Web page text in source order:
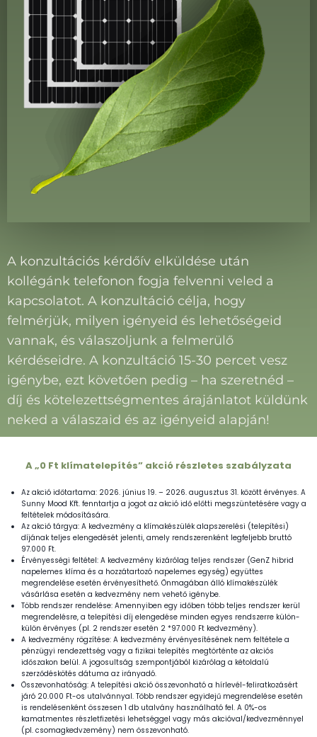
A konzultációs kérdőív elküldése után
kollégánk telefonon fogja felvenni veled a
kapcsolatot. A konzultáció célja, hogy
felmérjük, milyen igényeid és lehetőségeid
vannak, és válaszoljunk a felmerülő
kérdéseidre. A konzultáció 15-30 percet vesz
igénybe, ezt követően pedig – ha szeretnéd –
díj és kötelezettségmentes árajánlatot küldünk
neked a válaszaid és az igényeid alapján!
A „0 Ft klímatelepítés” akció részletes szabályzata
Az akció időtartama: 2026. június 19. – 2026. augusztus 31. között érvényes. A
Sunny Mood Kft. fenntartja a jogot az akció idő előtti megszüntetésére vagy a
feltételek módosítására.
Az akció tárgya: A kedvezmény a klímakészülék alapszerelési (telepítési)
díjának teljes elengedését jelenti, amely rendszerenként legfeljebb bruttó
97.000 Ft.
Érvényességi feltétel: A kedvezmény kizárólag teljes rendszer (GenZ hibrid
napelemes klíma és a hozzátartozó napelemes egység) együttes
megrendelése esetén érvényesíthető. Önmagában álló klímakészülék
vásárlása esetén a kedvezmény nem vehető igénybe.
Több rendszer rendelése: Amennyiben egy időben több teljes rendszer kerül
megrendelésre, a telepítési díj elengedése minden egyes rendszerre külön-
külön érvényes (pl. 2 rendszer esetén 2 *97.000 Ft kedvezmény).
A kedvezmény rögzítése: A kedvezmény érvényesítésének nem feltétele a
pénzügyi rendezettség vagy a fizikai telepítés megtörténte az akciós
időszakon belül. A jogosultság szempontjából kizárólag a kétoldalú
szerződéskötés dátuma az irányadó.
Összevonhatóság: A telepítési akció összevonható a hírlevél-feliratkozásért
járó 20.000 Ft-os utalvánnyal. Több rendszer egyidejű megrendelése esetén
is rendelésenként összesen 1 db utalvány használható fel. A 0%-os
kamatmentes részletfizetési lehetséggel vagy más akcióval/kedvezménnyel
(pl. csomagkedvzemény) nem összevonható.